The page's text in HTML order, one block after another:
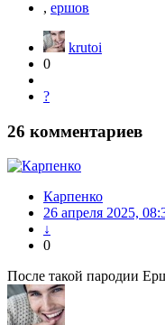
, ершов
krutoi
0
?
26 комментариев
Карпенко
26 апреля 2025,
↓
0
После такой пародии